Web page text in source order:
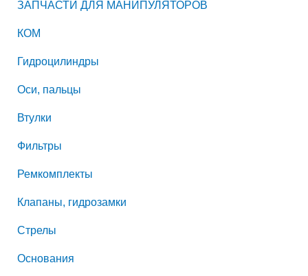
ЗАПЧАСТИ ДЛЯ МАНИПУЛЯТОРОВ
КОМ
Гидроцилиндры
Оси, пальцы
Втулки
Фильтры
Ремкомплекты
Клапаны, гидрозамки
Стрелы
Основания